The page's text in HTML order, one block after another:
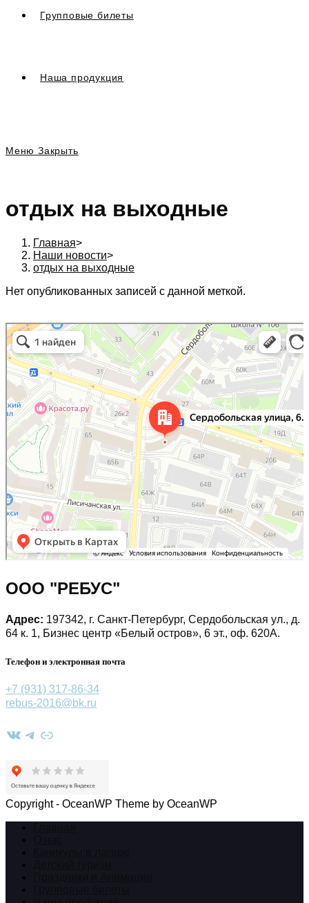
Групповые билеты
Наша продукция
Меню Закрыть
отдых на выходные
Главная>
Наши новости>
отдых на выходные
Нет опубликованных записей с данной меткой.
197342, г. Санкт-Петербург, Сердобольская ул., д. 64 к. 1, Бизнес центр
«Белый остров», 6 эт., оф. 620А. в Санкт‑Петербурге
Санкт‑Петербург
ООО "РЕБУС"
Адрес: 197342, г. Санкт-Петербург, Сердобольская ул., д.
64 к. 1, Бизнес центр «Белый остров», 6 эт., оф. 620А.
Телефон и электронная почта
+7 (931) 317-86-34
rebus-2016@bk.ru
ВКонтакте
Telegram
Ссылка
Copyright - OceanWP Theme by OceanWP